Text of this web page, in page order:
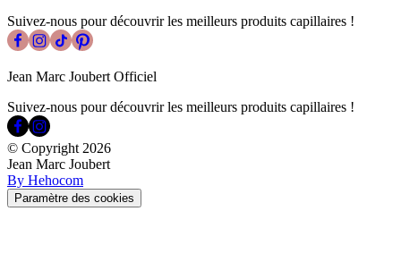
Suivez-nous pour découvrir les meilleurs produits capillaires !
Jean Marc Joubert Officiel
Suivez-nous pour découvrir les meilleurs produits capillaires !
© Copyright2026
Jean Marc Joubert
By Hehocom
Paramètre des cookies